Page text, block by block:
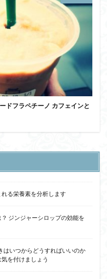
ドフラペチーノ カフェインと
る栄養素を分析します
ジンジャーシロップの効能を
はいつからどうすればいいのか
を付けましょう